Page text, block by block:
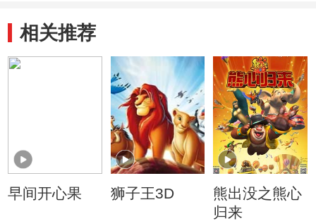
相关推荐
早间开心果 狮子王3D
熊出没之熊心
归来